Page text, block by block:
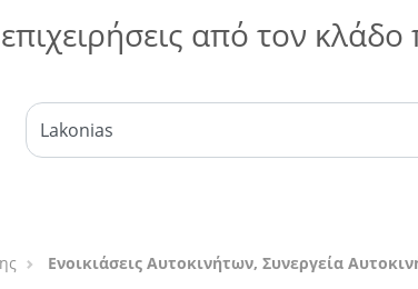
από τον
Ενοικιάσεις Αυτοκινήτων, Συνεργεία